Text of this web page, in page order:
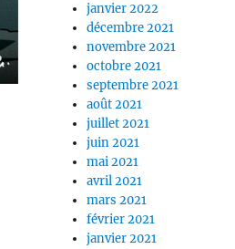
janvier 2022
décembre 2021
novembre 2021
octobre 2021
septembre 2021
août 2021
juillet 2021
juin 2021
mai 2021
avril 2021
mars 2021
février 2021
janvier 2021